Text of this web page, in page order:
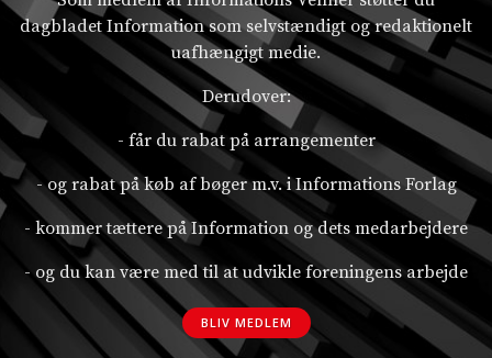
dagbladet Information som selvstændigt og redaktionelt
uafhængigt medie.
Derudover:
- får du rabat på arrangementer
- og rabat på køb af bøger m.v. i Informations Forlag
- kommer tættere på Information og dets medarbejdere
- og du kan være med til at udvikle foreningens arbejde
BLIV MEDLEM